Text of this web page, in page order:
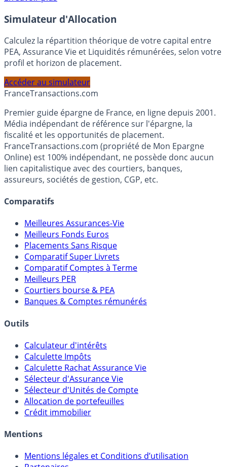
En savoir plus
Simulateur d'Allocation
Calculez la répartition théorique de votre capital entre
PEA, Assurance Vie et Liquidités rémunérées, selon votre
profil et horizon de placement.
Accéder au simulateur
FranceTransactions.com
Premier guide épargne de France, en ligne depuis 2001.
Média indépendant de référence sur l'épargne, la
fiscalité et les opportunités de placement.
FranceTransactions.com (propriété de Mon Epargne
Online) est 100% indépendant, ne possède donc aucun
lien capitalistique avec des courtiers, banques,
Meilleures Assurances-Vie
Meilleurs Fonds Euros
Placements Sans Risque
Comparatif Super Livrets
Comparatif Comptes à Terme
Meilleurs PER
Courtiers bourse & PEA
Calculateur d'intérêts
Calculette Impôts
Calculette Rachat Assurance Vie
Sélecteur d'Assurance Vie
Sélecteur d'Unités de Compte
Allocation de portefeuilles